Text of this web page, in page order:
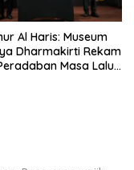
Al Haris: Museum
Dharmakirti Rekam
Masa Lalu